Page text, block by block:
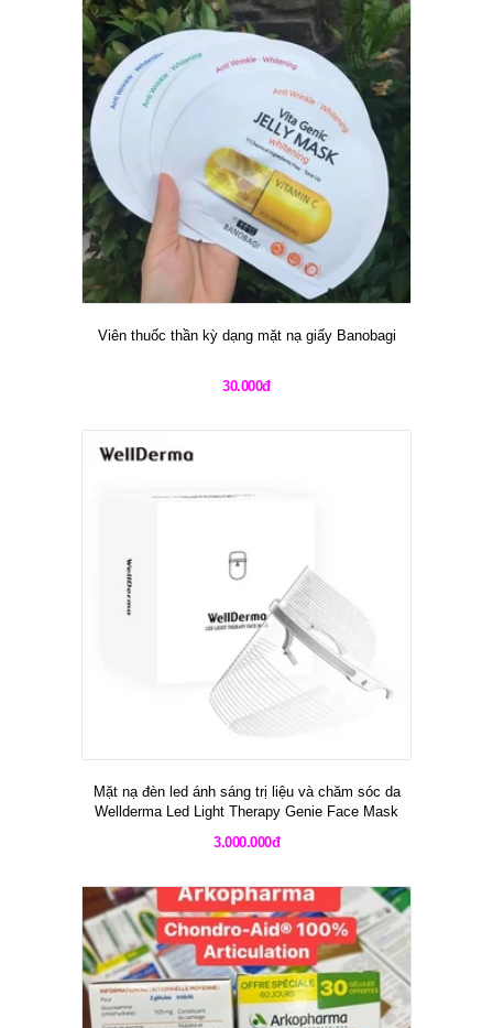
Viên thuốc thần kỳ dạng mặt nạ giấy Banobagi
30.000đ
Mặt nạ đèn led ánh sáng trị liệu và chăm sóc da
Wellderma Led Light Therapy Genie Face Mask
3.000.000đ